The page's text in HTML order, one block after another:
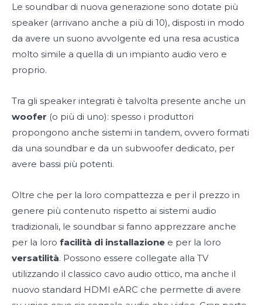
Le soundbar di nuova generazione sono dotate più
speaker (arrivano anche a più di 10), disposti in modo
da avere un suono avvolgente ed una resa acustica
molto simile a quella di un impianto audio vero e
proprio.
Tra gli speaker integrati è talvolta presente anche un
woofer (o più di uno): spesso i produttori
propongono anche sistemi in tandem, ovvero formati
da una soundbar e da un subwoofer dedicato, per
avere bassi più potenti.
Oltre che per la loro compattezza e per il prezzo in
genere più contenuto rispetto ai sistemi audio
tradizionali, le soundbar si fanno apprezzare anche
per la loro facilità di installazione e per la loro
versatilità. Possono essere collegate alla TV
utilizzando il classico cavo audio ottico, ma anche il
nuovo standard HDMI eARC che permette di avere